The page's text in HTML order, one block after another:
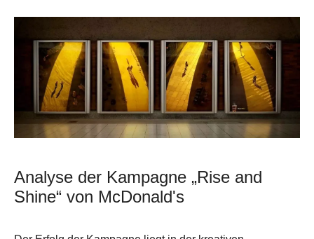
Analyse der Kampagne „Rise and
Shine“ von McDonald's